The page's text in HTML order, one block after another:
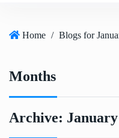
Home / Blogs for
Months
Archive: